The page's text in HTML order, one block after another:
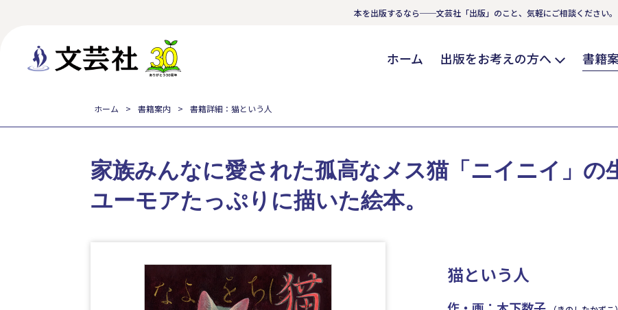
本を出版するなら──文芸社「出版」のこと、気軽にご相談ください。
ホーム 出版をお考えの方へ 書籍
ホーム 書籍案内 書籍詳細：猫という人
猫という人
家族みんなに愛された孤高なメス猫「ニイニイ」の
ユーモアたっぷりに描いた絵本。